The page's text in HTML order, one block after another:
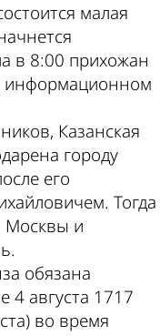
малая
в 8:00 прихожан
информационном
Казанская
городу
его
Тогда
Москвы и
обязана
4 августа 1717
во время